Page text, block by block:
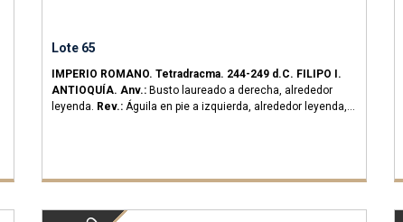
Lote 65
IMPERIO ROMANO. Tetradracma. 244-249 d.C. FILIPO I.
ANTIOQUÍA. Anv.: Busto laureado a derecha, alrededor
leyenda. Rev.: Águila en pie a izquierda, alrededor leyenda,